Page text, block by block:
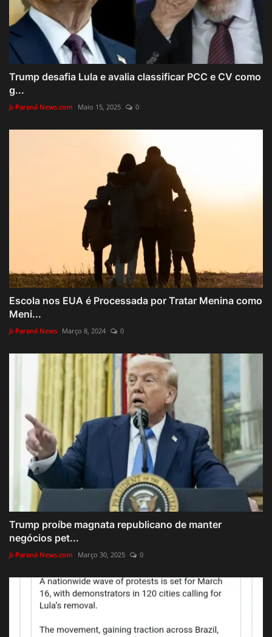
Trump desafia Lula e avalia classificar PCC e CV como
g...
Ji-Paraná News.com Maio 15, 2025 0
Escola nos EUA é Processada por Tratar Menina como
Meni...
Ji-Paraná News Março 8, 2024 0
Trump proíbe magnata republicano de manter
negócios pet...
Ji-Paraná News.com Março 30, 2025 0